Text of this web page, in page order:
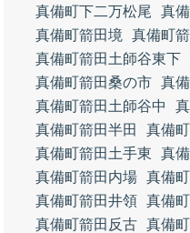
真備町下二万松尾
真
真備町箭田境
真備町
真備町箭田土師谷東下
真備町箭田桑の市 真
真備町箭田土師谷中
真備町箭田半田
真備
真備町箭田土手東
真
真備町箭田内場 真備
真備町箭田井領 真備
真備町箭田反古 真備